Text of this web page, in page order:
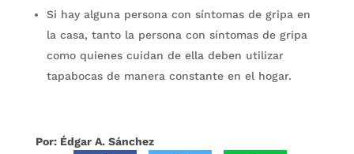
Si hay alguna persona con síntomas de gripa en
la casa, tanto la persona con síntomas de gripa
como quienes cuidan de ella deben utilizar
tapabocas de manera constante en el hogar.
Por: Édgar A. Sánchez